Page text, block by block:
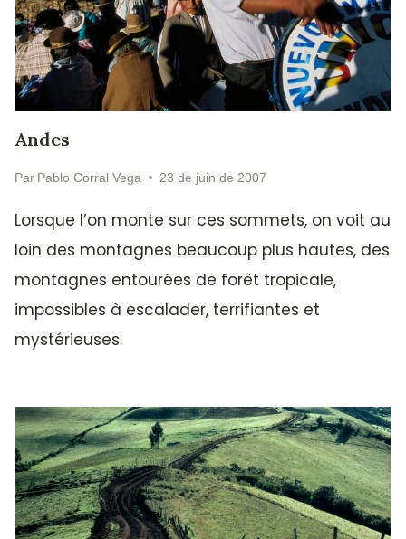
Andes
Par Pablo Corral Vega 23 de juin de 2007
Lorsque l’on monte sur ces sommets, on voit au
loin des montagnes beaucoup plus hautes, des
montagnes entourées de forêt tropicale,
impossibles à escalader, terrifiantes et
mystérieuses.